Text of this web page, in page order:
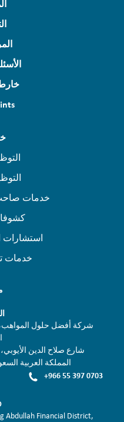
خدمات
استشارات
خدمات
شارع صلاح الدين
المملكة العربية
+966 55 397 0703
Abdullah Financial District,